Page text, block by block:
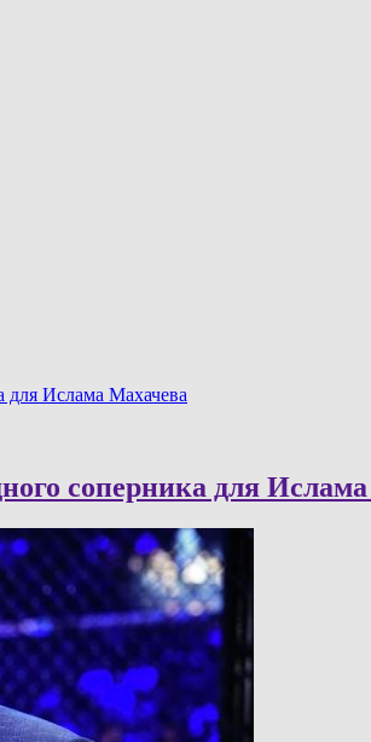
для Ислама Махачева
соперника для